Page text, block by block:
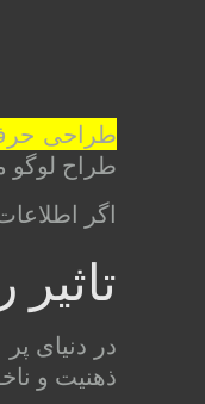
طراحی
طراح لوگو
اگر
در دنیای
ذهنیت و